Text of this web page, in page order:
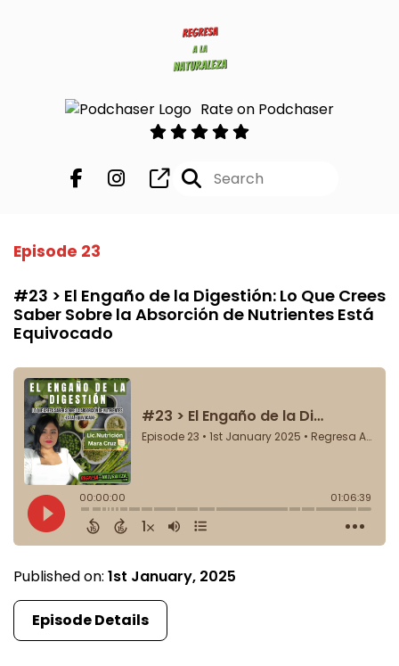
Rate on Podchaser
Episode 23
#23 > El Engaño de la Digestión: Lo Que Crees
Saber Sobre la Absorción de Nutrientes Está
Equivocado
Published on: 1st January, 2025
Episode Details